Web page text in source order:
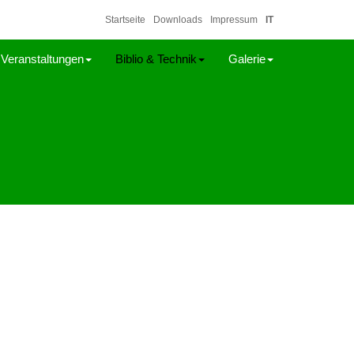
Biblio & Technik Galerie
Startseite Downloads Impressum IT